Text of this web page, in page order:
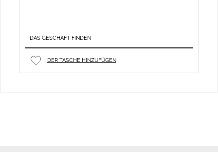
DAS GESCHÄFT FINDEN
DER TASCHE HINZUFÜGEN